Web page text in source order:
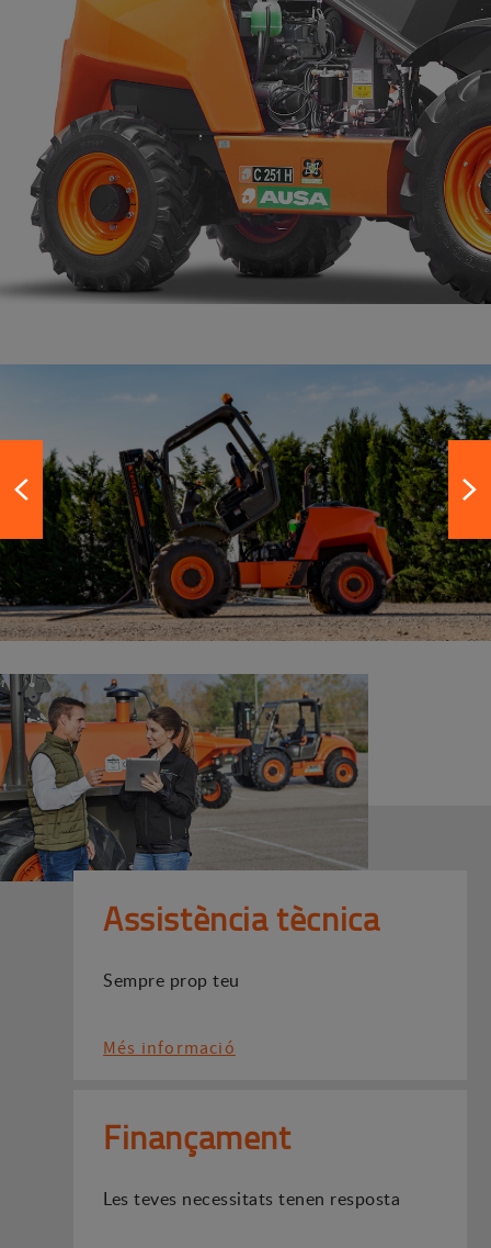
Assistència tècnica
Sempre prop teu
Més informació
Finançament
Les teves necessitats tenen resposta